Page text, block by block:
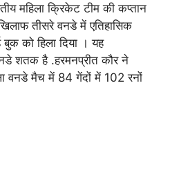
महिला क्रिकेट टीम की कप्तान
तीसरे वनडे में एतिहासिक
बुक को हिला दिया । यह
शतक है .हरमनप्रीत कौर ने
वनडे मैच में 84 गेंदों में 102 रनों